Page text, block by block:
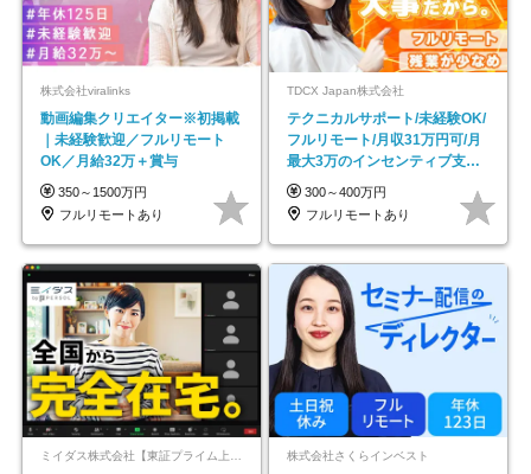
株式会社viralinks
動画編集クリエイター※初掲載
｜未経験歓迎／フルリモート
OK／月給32万＋賞与
350～1500万円
フルリモートあり
TDCX Japan株式会社
テクニカルサポート/未経験OK/
フルリモート/月収31万円可/月
最大3万のインセンティブ支給/
平均年齢33歳
300～400万円
フルリモートあり
ミイダス株式会社【東証プライム上場パーソルグループ】 株式会社さくらインベスト